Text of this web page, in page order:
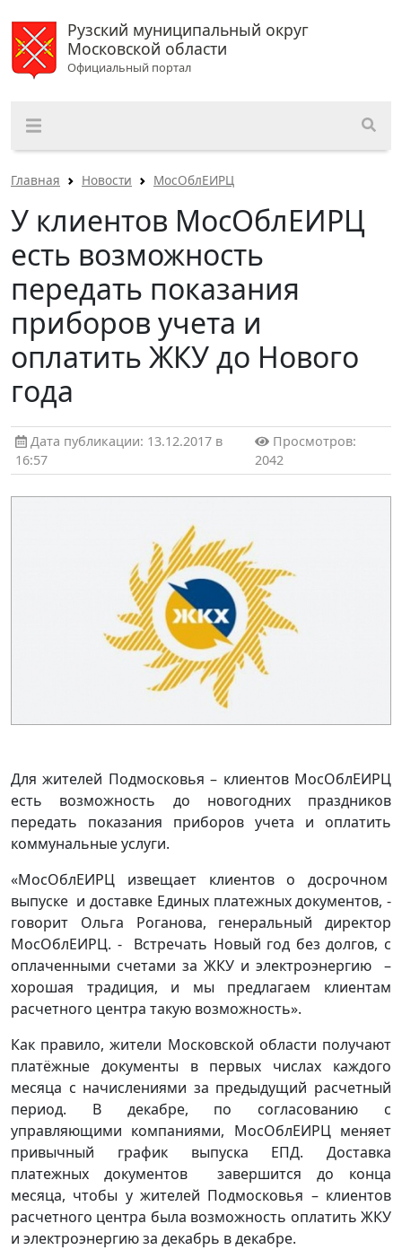
Рузский муниципальный округ
Московской области
Официальный портал
Главная Новости МосОблЕИРЦ
У клиентов МосОблЕИРЦ
есть возможность
передать показания
приборов учета и
оплатить ЖКУ до Нового
года
Дата публикации: 13.12.2017 в
16:57
Просмотров:
2042
Для жителей Подмосковья – клиентов МосОблЕИРЦ
есть возможность до новогодних праздников
передать показания приборов учета и оплатить
коммунальные услуги.
«МосОблЕИРЦ извещает клиентов о досрочном
выпуске и доставке Единых платежных документов, -
говорит Ольга Роганова, генеральный директор
МосОблЕИРЦ. - Встречать Новый год без долгов, с
оплаченными счетами за ЖКУ и электроэнергию –
хорошая традиция, и мы предлагаем клиентам
расчетного центра такую возможность».
Как правило, жители Московской области получают
платёжные документы в первых числах каждого
месяца с начислениями за предыдущий расчетный
период. В декабре, по согласованию с
управляющими компаниями, МосОблЕИРЦ меняет
привычный график выпуска ЕПД. Доставка
платежных документов завершится до конца
месяца, чтобы у жителей Подмосковья – клиентов
расчетного центра была возможность оплатить ЖКУ
и электроэнергию за декабрь в декабре.